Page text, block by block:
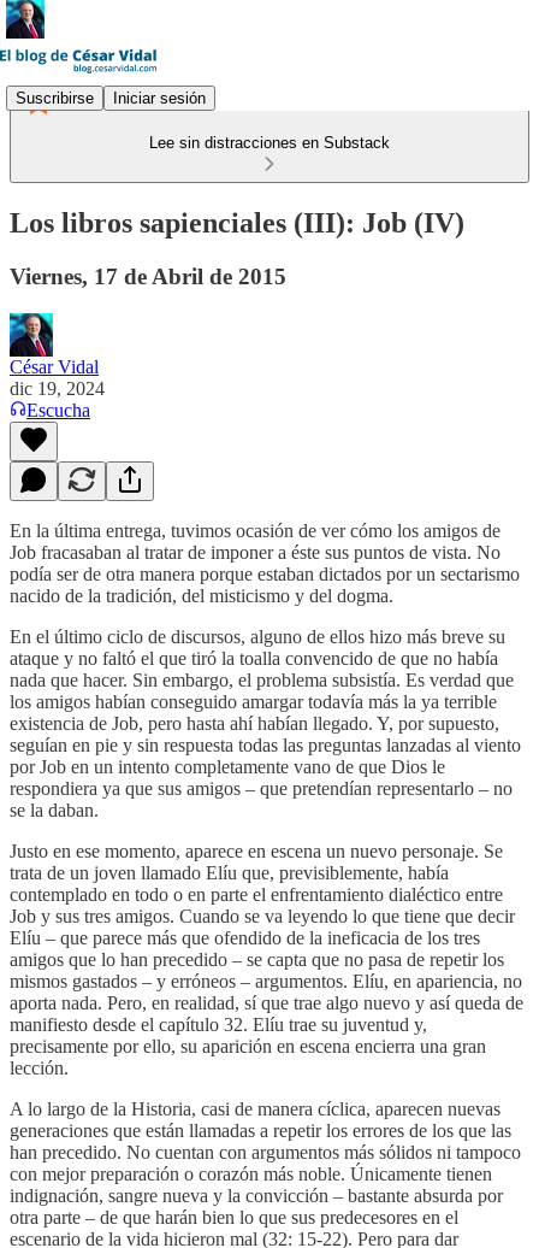
Suscribirse Iniciar sesión
Lee sin distracciones en Substack
Los libros sapienciales (III): Job (IV)
Viernes, 17 de Abril de 2015
César Vidal
dic 19, 2024
Escucha
​En la última entrega, tuvimos ocasión de ver cómo los amigos de
Job fracasaban al tratar de imponer a éste sus puntos de vista. No
podía ser de otra manera porque estaban dictados por un sectarismo
nacido de la tradición, del misticismo y del dogma.
En el último ciclo de discursos, alguno de ellos hizo más breve su
ataque y no faltó el que tiró la toalla convencido de que no había
nada que hacer. Sin embargo, el problema subsistía. Es verdad que
los amigos habían conseguido amargar todavía más la ya terrible
existencia de Job, pero hasta ahí habían llegado. Y, por supuesto,
seguían en pie y sin respuesta todas las preguntas lanzadas al viento
por Job en un intento completamente vano de que Dios le
respondiera ya que sus amigos – que pretendían representarlo – no
se la daban.
Justo en ese momento, aparece en escena un nuevo personaje. Se
trata de un joven llamado Elíu que, previsiblemente, había
contemplado en todo o en parte el enfrentamiento dialéctico entre
Job y sus tres amigos. Cuando se va leyendo lo que tiene que decir
Elíu – que parece más que ofendido de la ineficacia de los tres
amigos que lo han precedido – se capta que no pasa de repetir los
mismos gastados – y erróneos – argumentos. Elíu, en apariencia, no
aporta nada. Pero, en realidad, sí que trae algo nuevo y así queda de
manifiesto desde el capítulo 32. Elíu trae su juventud y,
precisamente por ello, su aparición en escena encierra una gran
lección.
A lo largo de la Historia, casi de manera cíclica, aparecen nuevas
generaciones que están llamadas a repetir los errores de los que las
han precedido. No cuentan con argumentos más sólidos ni tampoco
con mejor preparación o corazón más noble. Únicamente tienen
indignación, sangre nueva y la convicción – bastante absurda por
otra parte – de que harán bien lo que sus predecesores en el
escenario de la vida hicieron mal (32: 15-22). Pero para dar